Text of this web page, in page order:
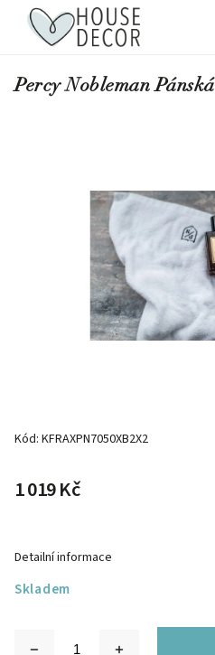
Percy Nobleman
Kód: KFRAXPN7050XB2X2
1 019 Kč
Skladem
Detailní informace